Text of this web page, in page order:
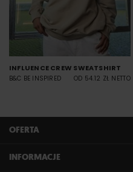
INFLUENCE CREW SWEATSHIRT
B&C BE INSPIRED OD 54.12 ZŁ NETTO
OFERTA
INFORMACJE